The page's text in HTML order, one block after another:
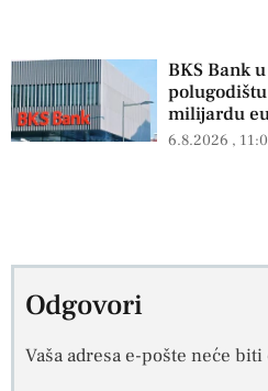
BKS Bank
milijardu
6.8.2026
Odgovori
Vaša adresa e-pošte neće